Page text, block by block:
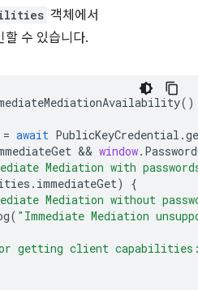
객체에서
할 수 있습니다.
()
= await PublicKeyCredential .
&& window.
Mediation with
. immediateGet)
{
Mediation without
( "Immediate Mediation
getting client